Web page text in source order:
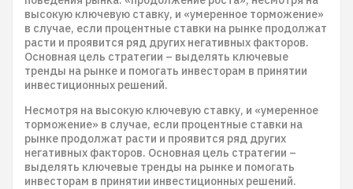
высокую ключевую ставку, и «умеренное торможение»
в случае, если процентные ставки на рынке продолжат
расти и проявится ряд других негативных факторов.
Основная цель стратегии – выделять ключевые
тренды на рынке и помогать инвесторам в принятии
инвестиционных решений.
Несмотря на высокую ключевую ставку, и «умеренное
торможение» в случае, если процентные ставки на
рынке продолжат расти и проявится ряд других
негативных факторов. Основная цель стратегии –
выделять ключевые тренды на рынке и помогать
инвесторам в принятии инвестиционных решений.